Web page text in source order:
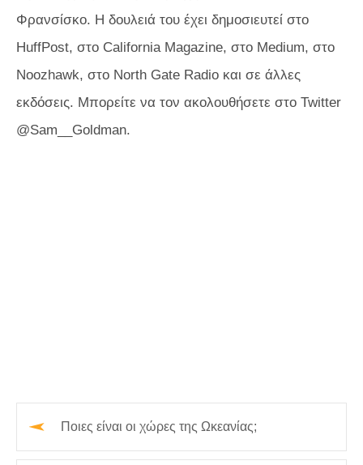
Φρανσίσκο. Η δουλειά του έχει δημοσιευτεί στο
HuffPost, στο California Magazine, στο Medium, στο
Noozhawk, στο North Gate Radio και σε άλλες
εκδόσεις. Μπορείτε να τον ακολουθήσετε στο Twitter
@Sam__Goldman.
Ποιες είναι οι χώρες της Ωκεανίας;